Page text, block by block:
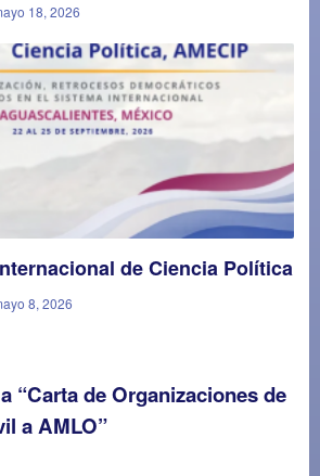
18, 2026
de Ciencia Política
8, 2026
“Carta de Organizaciones de
a AMLO”